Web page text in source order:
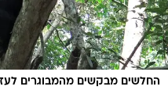
החלשים מבקשים מהמבוגרים